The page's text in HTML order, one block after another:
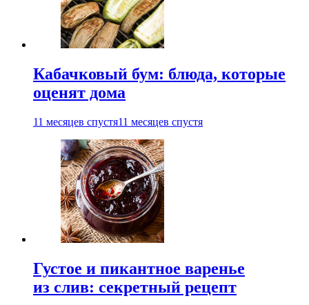
Кабачковый бум: блюда, которые
оценят дома
11 месяцев спустя11 месяцев спустя
Густое и пикантное варенье
из слив: секретный рецепт